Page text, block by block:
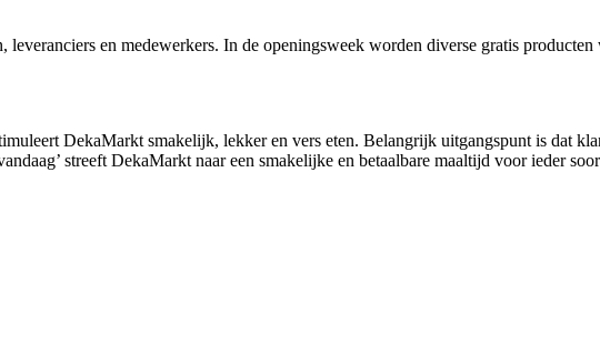
en medewerkers. In de openingsweek worden diverse gratis
DekaMarkt smakelijk, lekker en vers eten. Belangrijk uitgangspunt is dat
streeft DekaMarkt naar een smakelijke en betaalbare maaltijd voor ieder